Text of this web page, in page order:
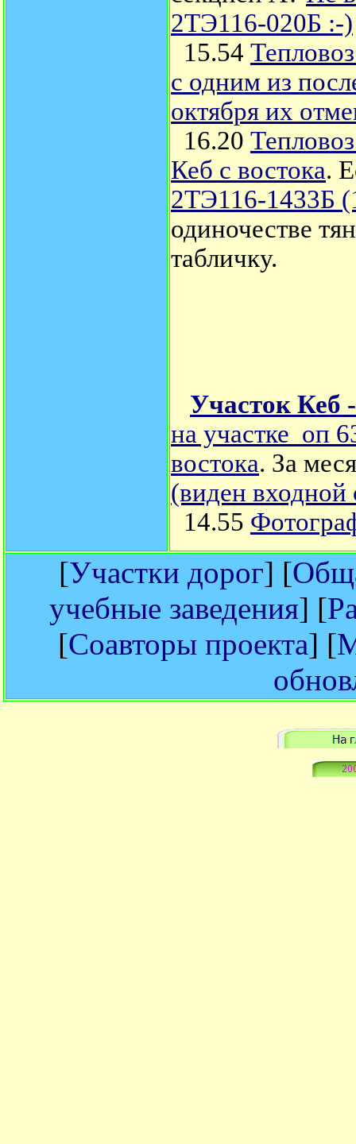
2ТЭ116-020Б :-)
15.54
с одним из
октября их
16.20
Кеб с востока.
2ТЭ116-1433Б
одиночестве
табличку.
Участок Кеб
на участке оп
востока. За
(виден входной
14.55
[Участки дорог] [
учебные заведения] [
[Соавторы проекта] [